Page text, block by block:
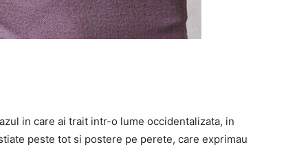
in care ai trait intr-o lume occidentalizata, in
peste tot si postere pe perete, care exprimau